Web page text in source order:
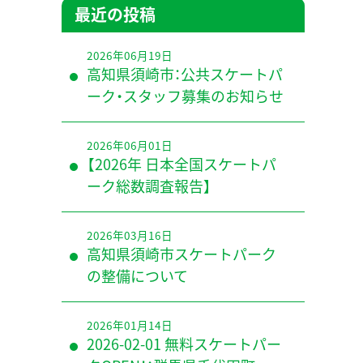
最近の投稿
2026年06月19日
高知県須崎市：公共スケートパ
ーク・スタッフ募集のお知らせ
2026年06月01日
【2026年 日本全国スケートパ
ーク総数調査報告】
2026年03月16日
高知県須崎市スケートパーク
の整備について
2026年01月14日
2026-02-01 無料スケートパー